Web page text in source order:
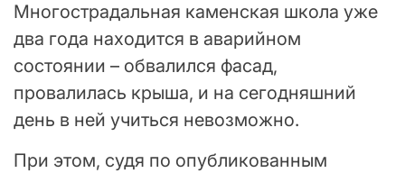
Многострадальная каменская школа уже
два года находится в аварийном
состоянии – обвалился фасад,
провалилась крыша, и на сегодняшний
день в ней учиться невозможно.
При этом, судя по опубликованным